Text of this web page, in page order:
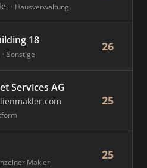
Hausverwaltung
18
Sonstige
26
Services AG
25
Makler
25